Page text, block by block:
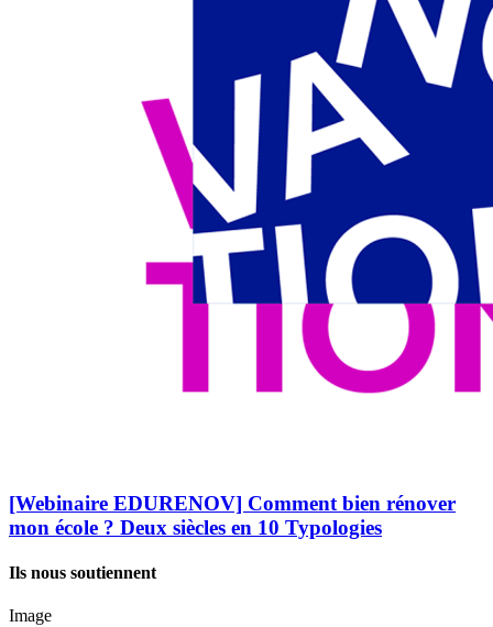
[Webinaire EDURENOV] Comment bien rénover
mon école ? Deux siècles en 10 Typologies
Ils nous soutiennent
Image